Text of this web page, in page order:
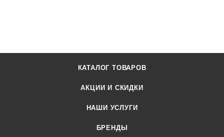
КАТАЛОГ ТОВАРОВ
АКЦИИ И СКИДКИ
НАШИ УСЛУГИ
БРЕНДЫ